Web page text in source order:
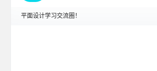
平面设计学习交流圈！